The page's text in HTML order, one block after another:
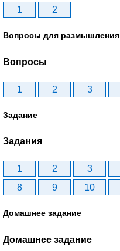
1 2
Вопросы для размышления
Вопросы
1 2 3
Задание
Задания
1 2 3
8
9 10
Домашнее задание
Домашнее задание